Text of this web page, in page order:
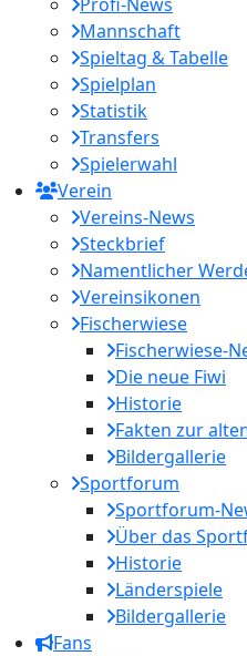
Mannschaft
Spieltag & Tabelle
Spielplan
Statistik
Transfers
Spielerwahl
Verein
Vereins-News
Steckbrief
Namentlicher
Vereinsikonen
Fischerwiese
Fischerwiese-
Die neue Fiwi
Historie
Fakten zur
Bildergallerie
Sportforum
Sportforum-
Über das
Historie
Länderspiele
Bildergallerie
Fans